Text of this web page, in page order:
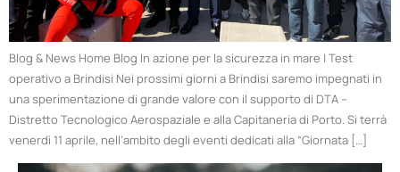
Blog & News Home Blog In azione per la sicurezza in mare | Test
operativo a Brindisi Nei prossimi giorni a Brindisi saremo impegnati in
una sperimentazione di grande valore con il supporto di DTA –
Distretto Tecnologico Aerospaziale e alla Capitaneria di Porto. Si terrà
venerdì 11 aprile, nell’ambito degli eventi dedicati alla “Giornata […]